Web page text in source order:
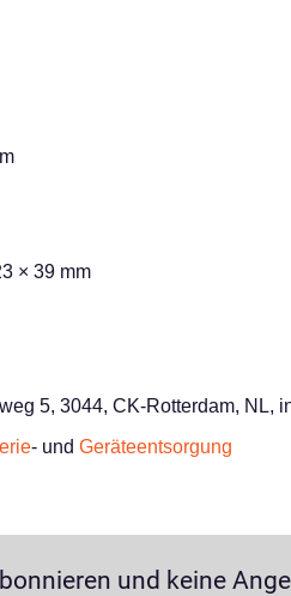
× 39 mm
5, 3044, CK-Rotterdam, NL,
- und Geräteentsorgung
und keine